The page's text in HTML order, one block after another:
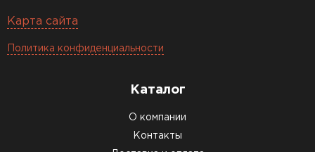
Карта сайта
Политика конфиденциальности
Каталог
О компании
Контакты